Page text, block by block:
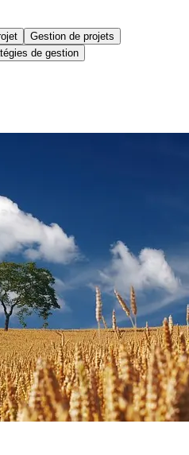
Gestion de projets
de gestion